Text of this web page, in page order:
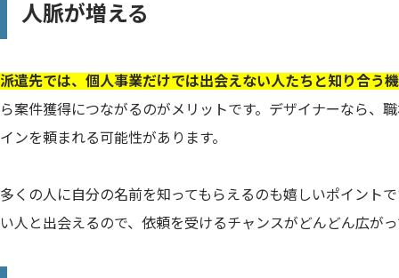
人脈が増える
派遣先では、個人事業だけでは出会えない人たちと知り合う
ら案件獲得につながるのがメリットです。デザイナーなら、
インを頼まれる可能性があります。
多くの人に自分の名前を知ってもらえるのも嬉しいポイント
い人と出会えるので、依頼を受けるチャンスがどんどん広が